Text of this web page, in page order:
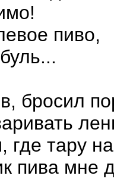
пиво,
бросил
где тару
пива мне